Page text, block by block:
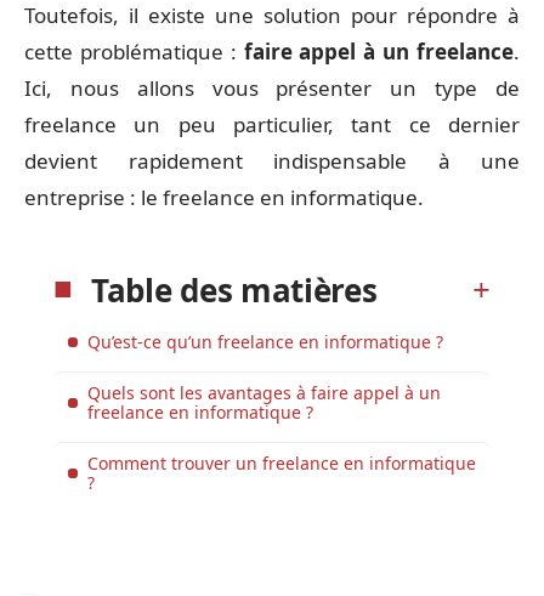
Toutefois, il existe une solution pour répondre à
cette problématique : faire appel à un freelance.
Ici, nous allons vous présenter un type de
freelance un peu particulier, tant ce dernier
devient rapidement indispensable à une
entreprise : le freelance en informatique.
Table des matières
Qu’est-ce qu’un freelance en informatique ?
Quels sont les avantages à faire appel à un
freelance en informatique ?
Comment trouver un freelance en informatique
?